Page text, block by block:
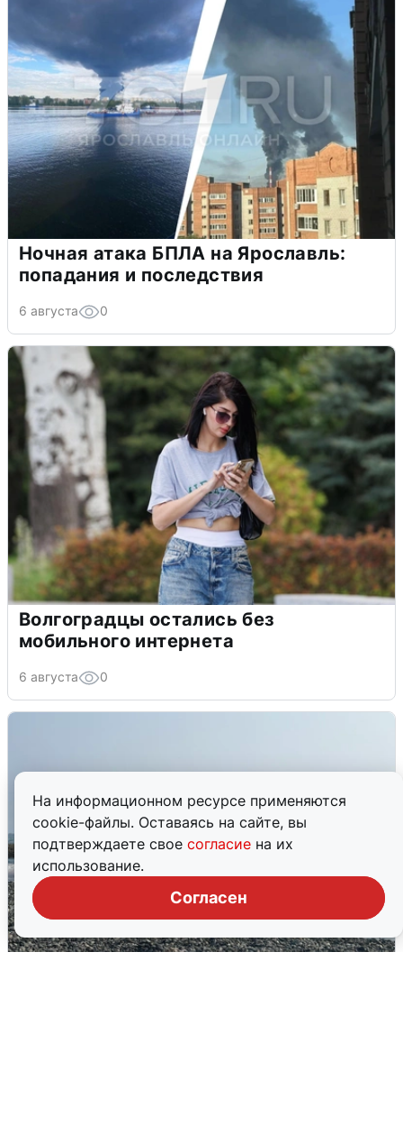
На информационном ресурсе применяются
cookie-файлы. Оставаясь на сайте, вы
подтверждаете свое согласие на их
использование.
Согласен
Ночная атака БПЛА на Ярославль:
попадания и последствия
6 августа 0
Волгоградцы остались без
мобильного интернета
6 августа 0